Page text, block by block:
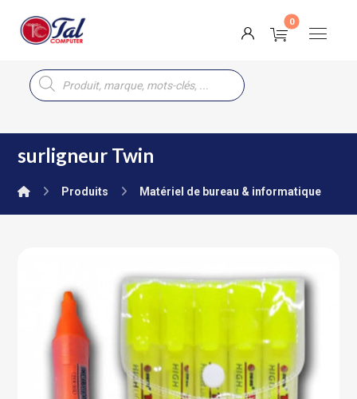
surligneur Twin
Produits Matériel de bureau & informatique